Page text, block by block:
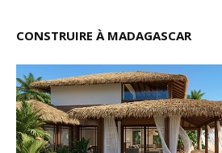
CONSTRUIRE À MADAGASCAR